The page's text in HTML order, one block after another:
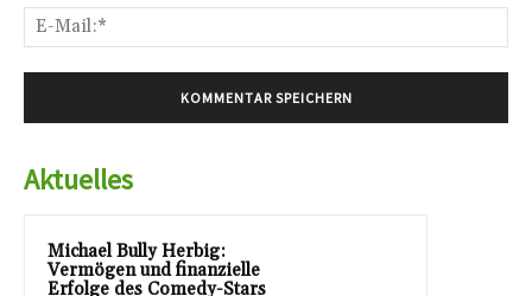
Aktuelles
Michael Bully Herbig:
Vermögen und finanzielle
Erfolge des Comedy-Stars